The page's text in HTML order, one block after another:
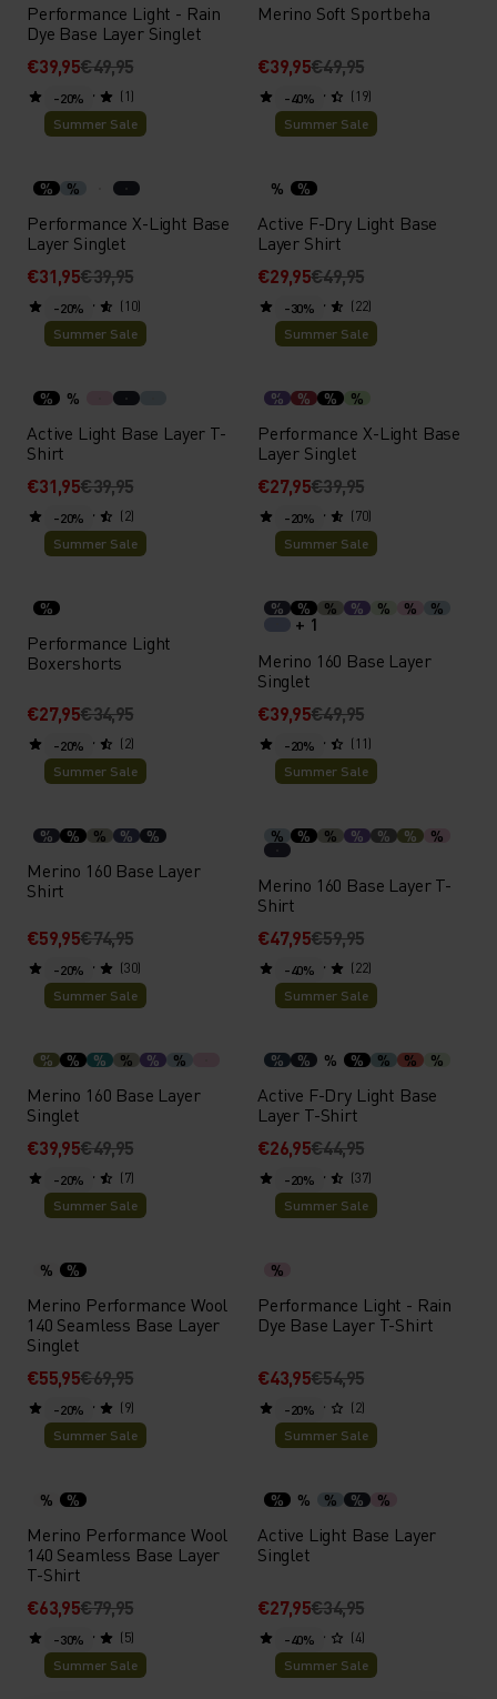
Performance Light - Rain
Dye Base Layer Singlet
€39,95€49,95
(1)
Merino Soft Sportbeha
€39,95€49,95
(19)
-20%
Summer Sale
% %
Performance X-Light Base
Layer Singlet
€31,95€39,95
(10)
-40%
Summer Sale
% %
Active F-Dry Light Base
Layer Shirt
€29,95€49,95
(22)
-20%
Summer Sale
% %
Active Light Base Layer T-
Shirt
€31,95€39,95
(2)
-30%
Summer Sale
% % % %
Performance X-Light Base
Layer Singlet
€27,95€39,95
(70)
-20%
Summer Sale
%
Performance Light
Boxershorts
€27,95€34,95
(2)
-20%
Summer Sale
% % % % % % %
+ 1
Merino 160 Base Layer
Singlet
€39,95€49,95
(11)
-20%
Summer Sale
% % % % %
Merino 160 Base Layer
Shirt
€59,95€74,95
(30)
-20%
Summer Sale
% % % % % % %
Merino 160 Base Layer T-
Shirt
€47,95€59,95
(22)
-20%
Summer Sale
% % % % % %
Merino 160 Base Layer
Singlet
€39,95€49,95
(7)
-40%
Summer Sale
% % % % % % %
Active F-Dry Light Base
Layer T-Shirt
€26,95€44,95
(37)
-20%
Summer Sale
% %
Merino Performance Wool
140 Seamless Base Layer
Singlet
€55,95€69,95
(9)
-20%
Summer Sale
%
Performance Light - Rain
Dye Base Layer T-Shirt
€43,95€54,95
(2)
-20%
Summer Sale
% %
Merino Performance Wool
140 Seamless Base Layer
T-Shirt
€63,95€79,95
(5)
-20%
Summer Sale
% % % % %
Active Light Base Layer
Singlet
€27,95€34,95
(4)
-30%
Summer Sale
-40%
Summer Sale